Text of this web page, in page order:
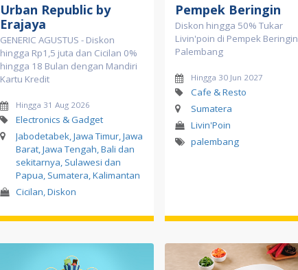
Urban Republic by
Erajaya
GENERIC AGUSTUS - Diskon
hingga Rp1,5 juta dan Cicilan 0%
hingga 18 Bulan dengan Mandiri
Kartu Kredit
Hingga 31 Aug 2026
Electronics & Gadget
Jabodetabek, Jawa Timur, Jawa
Barat, Jawa Tengah, Bali dan
sekitarnya, Sulawesi dan
Papua, Sumatera, Kalimantan
Cicilan, Diskon
Pempek Beringin
Diskon hingga 50% Tukar
Livin'poin di Pempek Beringin
Palembang
Hingga 30 Jun 2027
Cafe & Resto
Sumatera
Livin'Poin
palembang